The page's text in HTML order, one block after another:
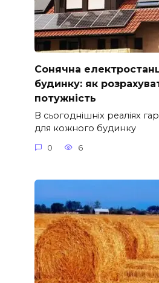
Сонячна
будинку: як
потужність
В сьогоднішніх реаліях
для кожного будинку
0 6